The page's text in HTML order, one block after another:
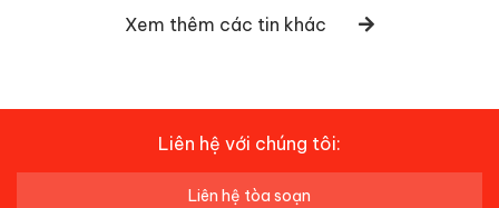
Xem thêm các tin khác
Liên hệ với chúng tôi:
Liên hệ tòa soạn